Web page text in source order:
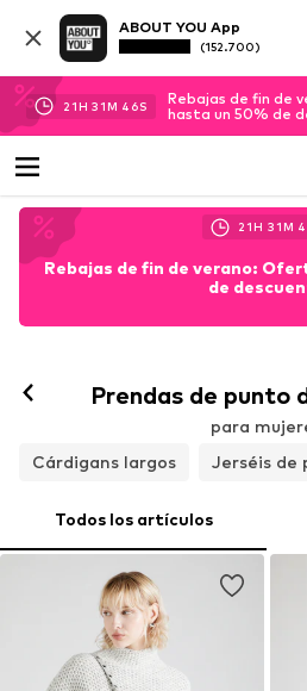
ABOUT YOU App
(152.700)
21H 31M 45S
Rebajas de fin de
hasta un 50% de
21H 31M
Rebajas de fin de verano:
de
Prendas de punto
para
Cárdigans largos
Jerséis de
Todos los artículos